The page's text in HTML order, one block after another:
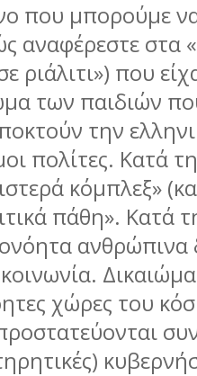
που µπορούµε
αναφέρεστε στα
ριάλιτι») που
των παιδιών
την
πολίτες. Κατά
κόµπλεξ»
πάθη». Κατά
ανθρώπινα
χώρες του